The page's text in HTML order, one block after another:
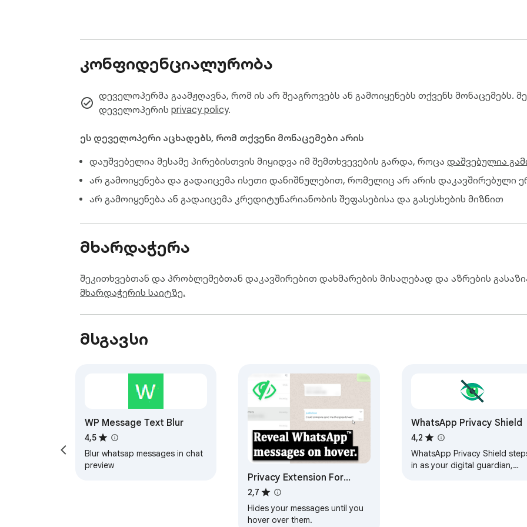
შემოიტანეთ ან აირჩიეთ მიმღებები, დაალაგეთ ჯგუფის, იარლიყის ან ქვეყნის მიხედვით და
მონაცემები. ყველაფერი WhatsApp Web-ში რჩება.
კონფიდენციალურობა საერთო სივრცეში
წვდომას.
მისწერეთ მხოლოდ მათ, ვინც შეტყობინებას ელის ან თანხმობა განაცხადა. შეამოწმეთ სია
დაიცავით კანონი, შეტყობინების პოლიტიკა და პლატფორმის პირობები. მიწოდებასა და
WA Sender დამოუკიდებლად შექმნილი გაფართოებაა და არ არის დაკავშირებული,
ან Meta-ს მიერ.
კონფიდენციალურობა
დეველოპერმა გაამჟღავნა, რომ ის არ შეაგროვებს ან გამოიყენებს თქვენს მონაცემებს.
დეველოპერის privacy policy.
ეს დეველოპერი აცხადებს, რომ თქვენი მონაცემები არის
დაუშვებელია მესამე პირებისთვის მიყიდვა იმ შემთხვევების გარდა, როცა დაშვებულია
არ გამოიყენება და გადაიცემა ისეთი დანიშნულებით, რომელიც არ არის დაკავშირებული
არ გამოიყენება ან გადაიცემა კრედიტუნარიანობის შეფასებისა და გასესხების მიზნით
მხარდაჭერა
შეკითხვებთან და პრობლემებთან დაკავშირებით დახმარების მისაღებად და აზრების
მხარდაჭერის საიტზე.
მსგავსი
WP Message Text Blur
4,5
Blur whatsap messages in chat
preview
Privacy Extension For
WhatsApp Web
2,7
Hides your messages until you
hover over them.
WhatsApp Privacy Shield
4,2
WhatsApp Privacy Shield
in as your digital guardian,